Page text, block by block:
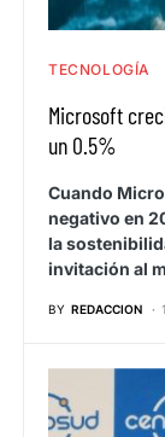
TECNOLOGÍA
Microsoft
un 0.5%
Cuando
negativo en
la
invitación al
BY REDACCION